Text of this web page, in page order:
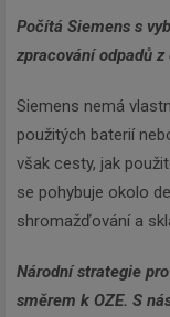
Počítá Siemens s
zpracování odpadů
Siemens nemá
použitých baterií
však cesty, jak
se pohybuje okolo
shromažďování a
Národní strategie
směrem k OZE. S